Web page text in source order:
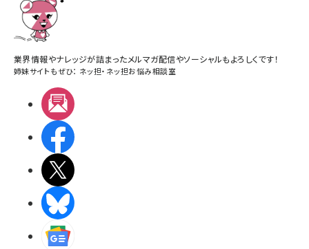
業界情報やナレッジが詰まったメルマガ配信やソーシャルもよろしくです！
姉妹サイトもぜひ： ネッ担・ ネッ担お悩み相談室